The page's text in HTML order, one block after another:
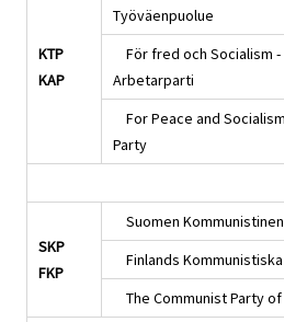
KTP
KAP
Työväenpuolue
För fred och Socialism
Arbetarparti
For Peace and
Party
SKP
FKP
Suomen
Finlands
The Communist Party of